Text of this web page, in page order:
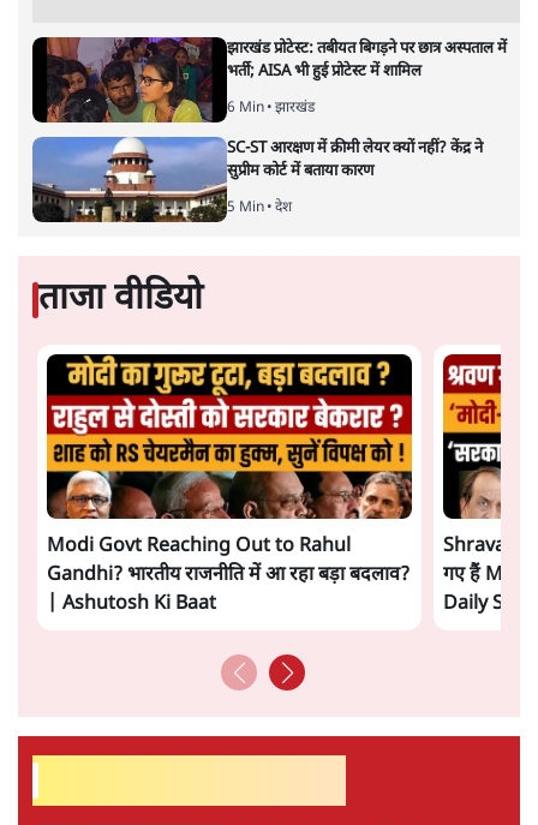
झारखंड प्रोटेस्ट: तबीयत बिगड़ने पर छात्र अस्पताल में
भर्ती; AISA भी हुई प्रोटेस्ट में शामिल
6 Min• झारखंड
SC-ST आरक्षण में क्रीमी लेयर क्यों नहीं? केंद्र ने
सुप्रीम कोर्ट में बताया कारण
5 Min• देश
ताजा वीडियो
Modi Govt Reaching Out to Rahul
Gandhi? भारतीय राजनीति में आ रहा बड़ा बदलाव?
| Ashutosh Ki Baat
Shravan
गए हैं
Daily